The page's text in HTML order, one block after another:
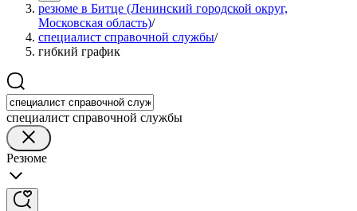
резюме в Битце (Ленинский городской округ,
Московская область)/
специалист справочной службы/
гибкий график
специалист справочной службы
Резюме